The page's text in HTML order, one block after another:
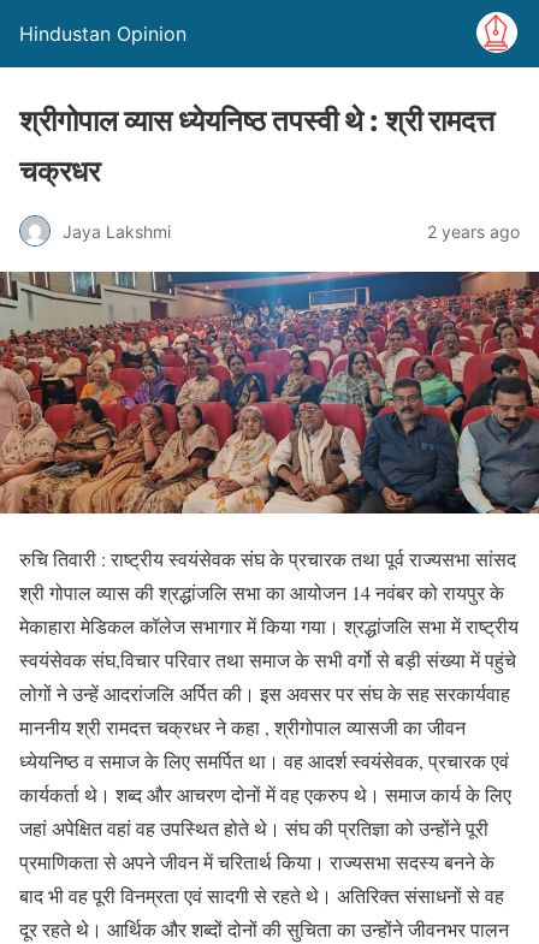
Hindustan Opinion
श्रीगोपाल व्यास ध्येयनिष्ठ तपस्वी थे : श्री रामदत्त
चक्रधर
Jaya Lakshmi 2 years ago
रुचि तिवारी : राष्ट्रीय स्वयंसेवक संघ के प्रचारक तथा पूर्व राज्यसभा सांसद
श्री गोपाल व्यास की श्रद्धांजलि सभा का आयोजन 14 नवंबर को रायपुर के
मेकाहारा मेडिकल कॉलेज सभागार में किया गया। श्रद्धांजलि सभा में राष्ट्रीय
स्वयंसेवक संघ,विचार परिवार तथा समाज के सभी वर्गो से बड़ी संख्या में पहुंचे
लोगों ने उन्हें आदरांजलि अर्पित की। इस अवसर पर संघ के सह सरकार्यवाह
माननीय श्री रामदत्त चक्रधर ने कहा , श्रीगोपाल व्यासजी का जीवन
ध्येयनिष्ठ व समाज के लिए समर्पित था। वह आदर्श स्वयंसेवक, प्रचारक एवं
कार्यकर्ता थे। शब्द और आचरण दोनों में वह एकरुप थे। समाज कार्य के लिए
जहां अपेक्षित वहां वह उपस्थित होते थे। संघ की प्रतिज्ञा को उन्होंने पूरी
प्रमाणिकता से अपने जीवन में चरितार्थ किया। राज्यसभा सदस्य बनने के
बाद भी वह पूरी विनम्रता एवं सादगी से रहते थे। अतिरिक्त संसाधनों से वह
दूर रहते थे। आर्थिक और शब्दों दोनों की सुचिता का उन्होंने जीवनभर पालन